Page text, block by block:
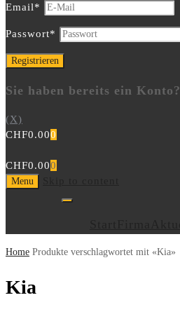
Email*
Passwort*
Sie haben bereits ein Konto?
(X)
CHF0.000
CHF0.000
Menu
Home Produkte verschlagwortet mit «Kia»
Kia